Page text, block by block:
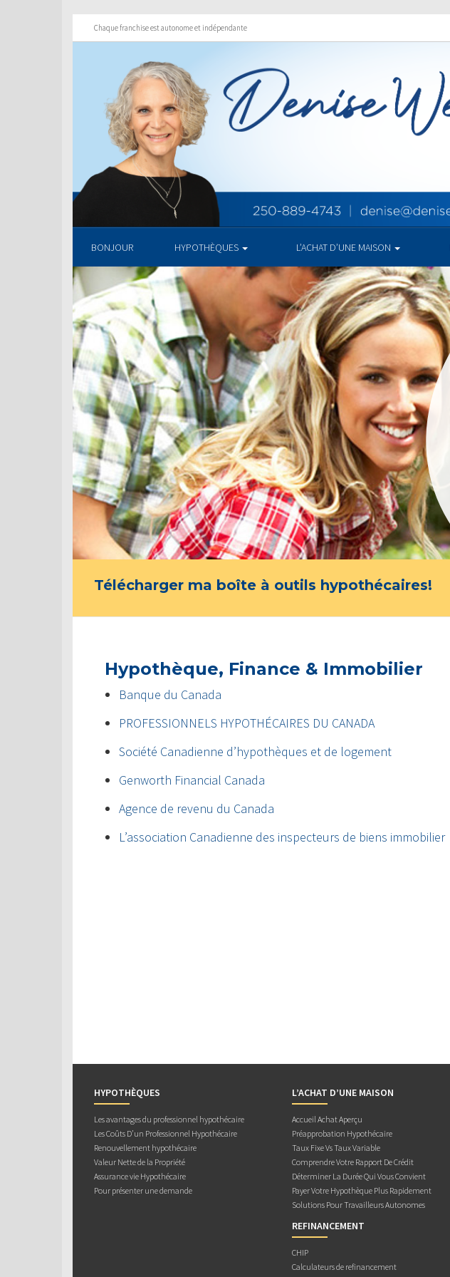
Chaque franchise est autonome et indépendante
BONJOUR HYPOTHÈQUES L’ACHAT D’UNE MAISON
Télécharger ma boîte à outils hypothécaires!
Hypothèque, Finance & Immobilier
Banque du Canada
PROFESSIONNELS HYPOTHÉCAIRES DU CANADA
Société Canadienne d’hypothèques et de logement
Genworth Financial Canada
Agence de revenu du Canada
L’association Canadienne des inspecteurs de biens immobilier
HYPOTHÈQUES
Les avantages du professionnel hypothécaire
Les Coûts D’un Professionnel Hypothécaire
Renouvellement hypothécaire
Valeur Nette de la Propriété
Assurance vie Hypothécaire
Pour présenter une demande
L’ACHAT D’UNE MAISON
Accueil Achat Aperçu
Préapprobation Hypothécaire
Taux Fixe Vs Taux Variable
Comprendre Votre Rapport De Crédit
Déterminer La Durée Qui Vous Convient
Payer Votre Hypothèque Plus Rapidement
Solutions Pour Travailleurs Autonomes
REFINANCEMENT
CHIP
Calculateurs de refinancement